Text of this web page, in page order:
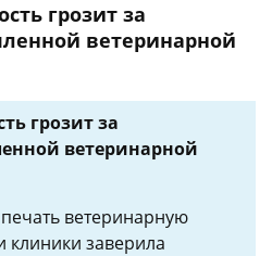
грозит за
ветеринарной
грозит за
ветеринарной
ветеринарную
клиники заверила